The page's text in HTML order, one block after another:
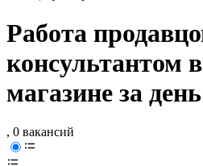
Работа
консультантом
магазине за
, 0 вакансий